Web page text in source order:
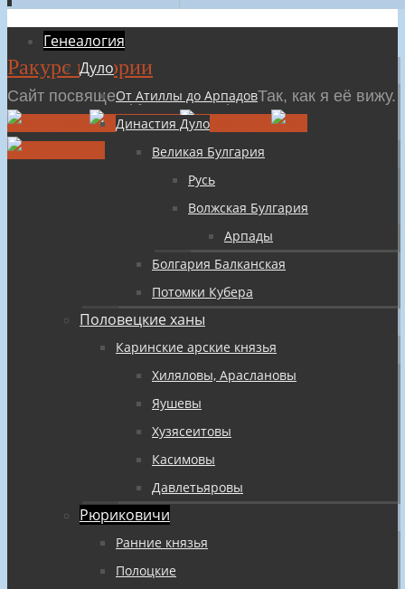
Ракурс истории
Сайт посвящен русской истории Так, как я её вижу.
Перейти
к
содержимому
Генеалогия
Дуло
От Атиллы до Арпадов
Династия Дуло
Великая Булгария
Русь
Волжская Булгария
Арпады
Болгария Балканская
Потомки Кубера
Половецкие ханы
Каринские арские князья
Хиляловы, Араслановы
Яушевы
Хузясеитовы
Касимовы
Давлетьяровы
Рюриковичи
Ранние князья
Полоцкие